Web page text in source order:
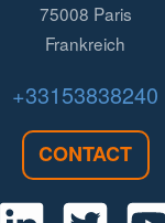
75008 Paris
Frankreich
+33153838240
CONTACT